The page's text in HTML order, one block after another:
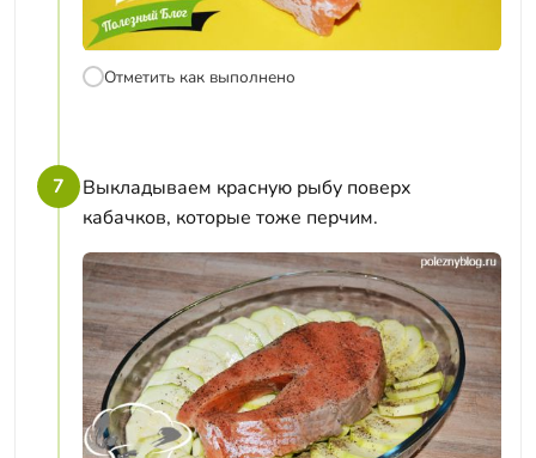
Отметить как выполнено
7
Выкладываем красную рыбу поверх
кабачков, которые тоже перчим.